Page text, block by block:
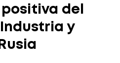
ELÉCTRICA TRIFÁSICOS
del
y